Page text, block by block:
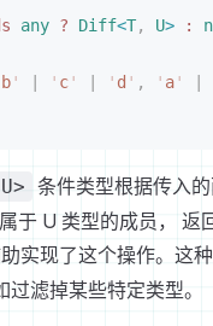
any ? Diff<T, U> :
b' | ' c' | ' d ' , ' a' |
条件类型根据传入
于 U 类型的成员， 返
实现了这个操作。这
滤掉某些特定类型。